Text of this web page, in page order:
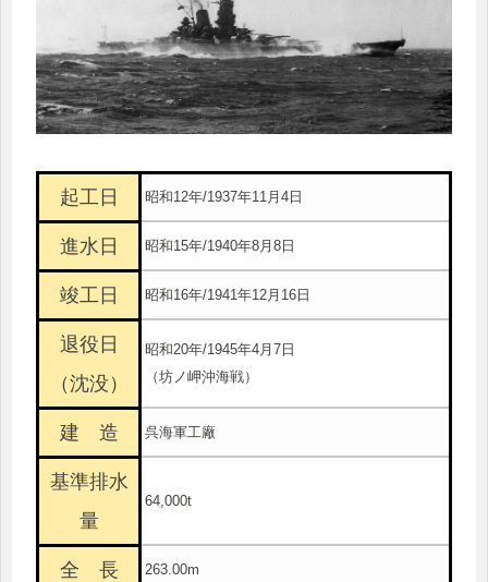
起工日 昭和12年/1937年11月4日
進水日 昭和15年/1940年8月8日
竣工日 昭和16年/1941年12月16日
退役日
（沈没）
昭和20年/1945年4月7日
（坊ノ岬沖海戦）
建 造 呉海軍工廠
基準排水
量
64,000t
全 長 263.00m